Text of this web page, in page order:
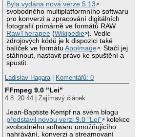
Byla vydána nová verze 5.13
svobodného multiplatformního softwaru
pro konverzi a zpracování digitálních
fotografií primárně ve formátů RAW
RawTherapee (Wikipedie ). Vedle
zdrojových kódů je k dispozici také
balíček ve formátuAppImage . Stačí jej
stáhnout, nastavit právo ke spuštění a
spustit.
Ladislav Hagara
Komentářů: 0
FFmpeg 9.0 "Lei"
4.8. 20:44 | Zajímavý článek
Jean-Baptiste Kempf na svém blogu
představil novou verzi 9.0 "Lei"
kolekce
svobodného softwaru umožňujícího
nahrávání, konverzi a streamovaní